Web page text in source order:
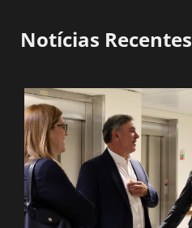
Notícias Recentes